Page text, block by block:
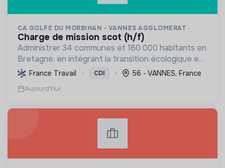
CA GOLFE DU MORBIHAN - VANNES AGGLOMERAT
charge de mission scot (h/f)
Administrer 34 communes et 180 000 habitants en
Bretagne, en intégrant la transition écologique et
sociale par une planification résiliente, des achats
durables et le soutien à l'économie verte.
France Travail CDI 56 - VANNES, France
Aujourd'hui